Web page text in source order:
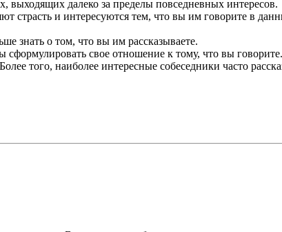
далеко за пределы повседневных интересов.
страсть и интересуются тем, что вы им говорите в
знать о том, что вы им рассказываете.
свое отношение к тому, что вы говорите.
того, наиболее интересные собеседники часто